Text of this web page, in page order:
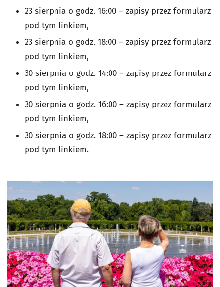
23 sierpnia o godz. 16:00 – zapisy przez formularz
pod tym linkiem,
23 sierpnia o godz. 18:00 – zapisy przez formularz
pod tym linkiem,
30 sierpnia o godz. 14:00 – zapisy przez formularz
pod tym linkiem,
30 sierpnia o godz. 16:00 – zapisy przez formularz
pod tym linkiem,
30 sierpnia o godz. 18:00 – zapisy przez formularz
pod tym linkiem.